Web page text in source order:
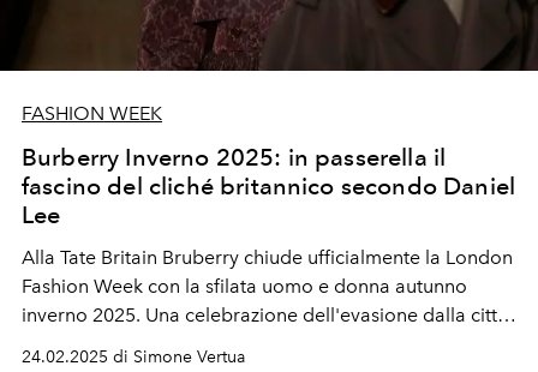
FASHION WEEK
Burberry Inverno 2025: in passerella il
fascino del cliché britannico secondo Daniel
Lee
Alla Tate Britain Bruberry chiude ufficialmente la London
Fashion Week con la sfilata uomo e donna autunno
inverno 2025. Una celebrazione dell'evasione dalla città
verso la campagna. Ospiti speciali in first row Nicholas
24.02.2025 di Simone Vertua